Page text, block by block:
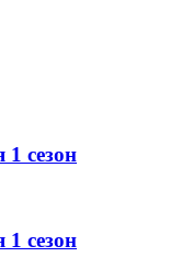
1 сезон
1 сезон